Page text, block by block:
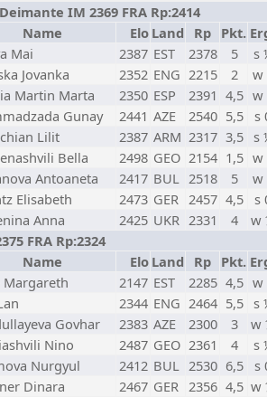
IM 2369 FRA Rp:2414
Name Elo Land Rp Pkt.
Mai 2387 EST 2378 5
s
Jovanka 2352 ENG 2215 2
w
Martin Marta 2350 ESP 2391 4,5 w
Gunay 2441 AZE 2540 5,5
s
Lilit 2387 ARM 2317 3,5
s
Bella 2498 GEO 2154 1,5 w
Antoaneta 2417 BUL 2518 5
w
Elisabeth 2473 GER 2457 4,5
s
Anna 2425 UKR 2331 4
w
FRA Rp:2324
Name Elo Land Rp Pkt.
Margareth 2147 EST 2285 4,5 w
2344 ENG 2464 5,5 s
Govhar 2383 AZE 2300 3
w
Nino 2487 GEO 2361 4
s
Nurgyul 2412 BUL 2530 6,5
s
Dinara 2467 GER 2356 4,5 w